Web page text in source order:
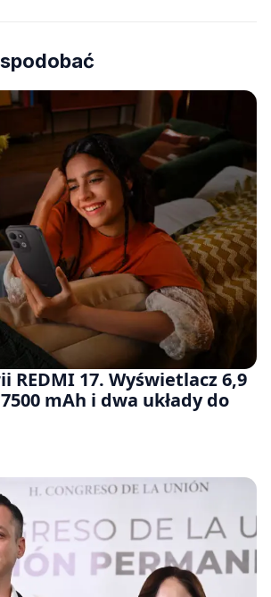
REDMI 17. Wyświetlacz 6,9
mAh i dwa układy do